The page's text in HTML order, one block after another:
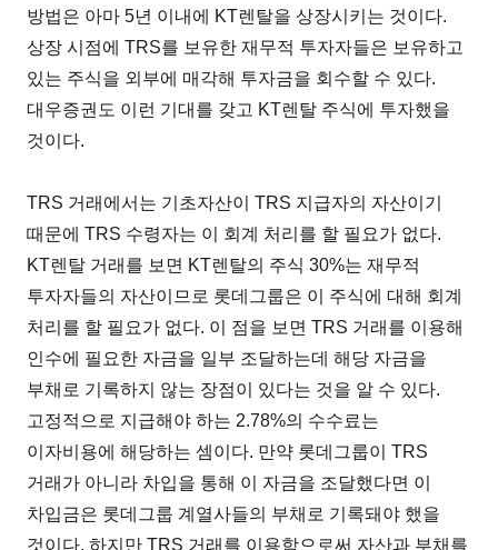
방법은 아마 5년 이내에 KT렌탈을 상장시키는 것이다.
상장 시점에 TRS를 보유한 재무적 투자자들은 보유하고
있는 주식을 외부에 매각해 투자금을 회수할 수 있다.
대우증권도 이런 기대를 갖고 KT렌탈 주식에 투자했을
것이다.
TRS 거래에서는 기초자산이 TRS 지급자의 자산이기
때문에 TRS 수령자는 이 회계 처리를 할 필요가 없다.
KT렌탈 거래를 보면 KT렌탈의 주식 30%는 재무적
투자자들의 자산이므로 롯데그룹은 이 주식에 대해 회계
처리를 할 필요가 없다. 이 점을 보면 TRS 거래를 이용해
인수에 필요한 자금을 일부 조달하는데 해당 자금을
부채로 기록하지 않는 장점이 있다는 것을 알 수 있다.
고정적으로 지급해야 하는 2.78%의 수수료는
이자비용에 해당하는 셈이다. 만약 롯데그룹이 TRS
거래가 아니라 차입을 통해 이 자금을 조달했다면 이
차입금은 롯데그룹 계열사들의 부채로 기록돼야 했을
것이다. 하지만 TRS 거래를 이용함으로써 자산과 부채를